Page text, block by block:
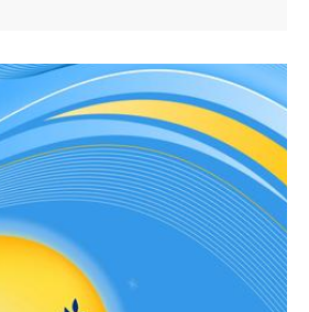
de la guerre, dépôt de gerbe et